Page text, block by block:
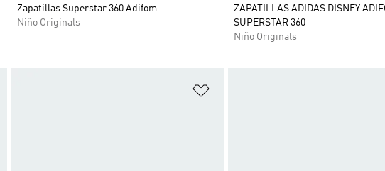
Zapatillas Superstar 360 Adifom
Niño Originals
ZAPATILLAS ADIDAS DISNEY
SUPERSTAR 360
Niño Originals